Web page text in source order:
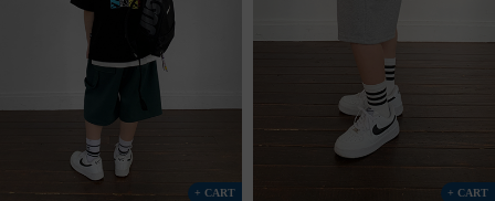
+ CART + CART